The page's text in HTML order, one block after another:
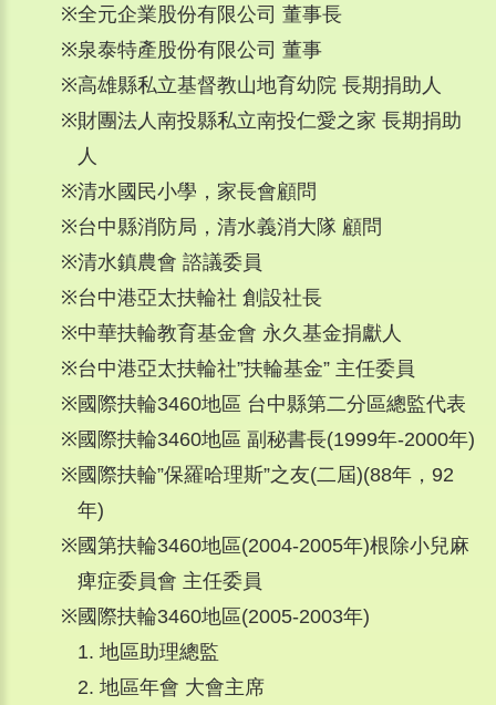
※全元企業股份有限公司 董事長
※泉泰特產股份有限公司 董事
※高雄縣私立基督教山地育幼院 長期捐助人
※財團法人南投縣私立南投仁愛之家 長期捐助
人
※清水國民小學，家長會顧問
※台中縣消防局，清水義消大隊 顧問
※清水鎮農會 諮議委員
※台中港亞太扶輪社 創設社長
※中華扶輪教育基金會 永久基金捐獻人
※台中港亞太扶輪社”扶輪基金” 主任委員
※ 國際扶輪3460地區 台中縣第二分區總監代表
※ 國際扶輪3460地區 副秘書長(1999年-2000年)
※ 國際扶輪”保羅哈理斯”之友(二屆)(88年，92
年)
※ 國第扶輪3460地區(2004-2005年)根除小兒麻
痺症委員會 主任委員
※ 國際扶輪3460地區(2005-2003年)
1. 地區助理總監
2. 地區年會 大會主席